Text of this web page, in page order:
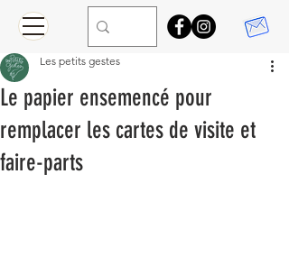
Le papier ensemencé pour
remplacer les cartes de visite et
faire-parts
Les petits gestes